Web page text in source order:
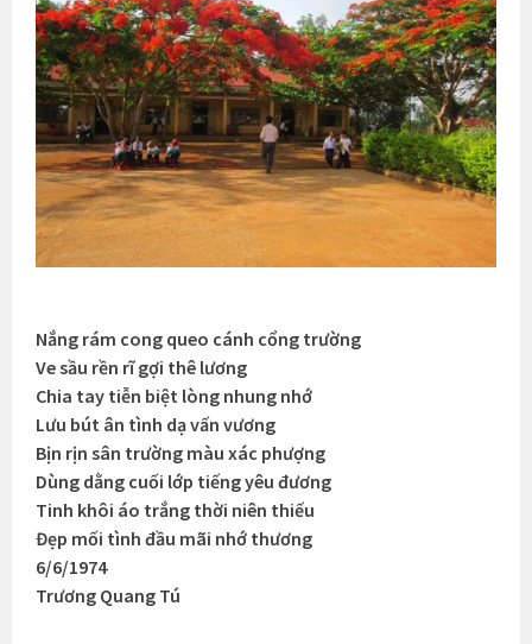
Nắng rám cong queo cánh cổng trường
Ve sầu rền rĩ gợi thê lương
Chia tay tiễn biệt lòng nhung nhớ
Lưu bút ân tình dạ vấn vương
Bịn rịn sân trường màu xác phượng
Dùng dằng cuối lớp tiếng yêu đương
Tinh khôi áo trắng thời niên thiếu
Đẹp mối tình đầu mãi nhớ thương
6/6/1974
Trương Quang Tú